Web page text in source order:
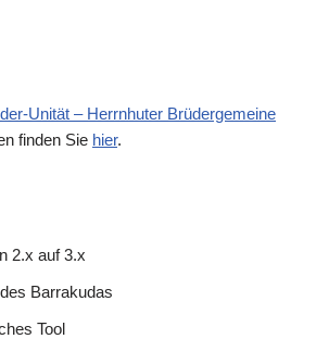
Unität – Herrnhuter Brüdergemeine
finden Sie hier.
2.x auf 3.x
Barrakudas
Tool